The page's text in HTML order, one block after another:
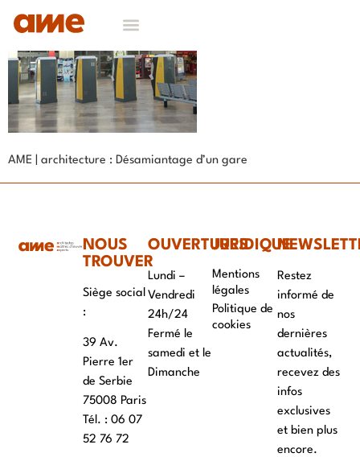
AME | architecture : Désamiantage d’un gare
NOUS
TROUVER
Siège social
:
39 Av.
Pierre 1er
de Serbie
75008 Paris
Tél. : ‭06 07
52 76 72
OUVERTURES
Lundi –
Vendredi
24h/24
Fermé le
samedi et le
Dimanche
JURIDIQUE
Mentions
légales
Politique de
cookies
Restez
informé de
nos
dernières
actualités,
recevez des
infos
exclusives
et bien plus
encore.